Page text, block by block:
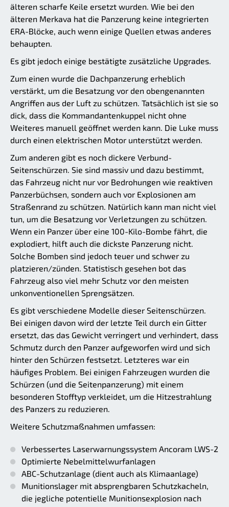
älteren scharfe Keile ersetzt wurden. Wie bei den
älteren Merkava hat die Panzerung keine integrierten
ERA-Blöcke, auch wenn einige Quellen etwas anderes
behaupten.
Es gibt jedoch einige bestätigte zusätzliche Upgrades.
Zum einen wurde die Dachpanzerung erheblich
verstärkt, um die Besatzung vor den obengenannten
Angriffen aus der Luft zu schützen. Tatsächlich ist sie so
dick, dass die Kommandantenkuppel nicht ohne
Weiteres manuell geöffnet werden kann. Die Luke muss
durch einen elektrischen Motor unterstützt werden.
Zum anderen gibt es noch dickere Verbund-
Seitenschürzen. Sie sind massiv und dazu bestimmt,
das Fahrzeug nicht nur vor Bedrohungen wie reaktiven
Panzerbüchsen, sondern auch vor Explosionen am
Straßenrand zu schützen. Natürlich kann man nicht viel
tun, um die Besatzung vor Verletzungen zu schützen.
Wenn ein Panzer über eine 100-Kilo-Bombe fährt, die
explodiert, hilft auch die dickste Panzerung nicht.
Solche Bomben sind jedoch teuer und schwer zu
platzieren/zünden. Statistisch gesehen bot das
Fahrzeug also viel mehr Schutz vor den meisten
unkonventionellen Sprengsätzen.
Es gibt verschiedene Modelle dieser Seitenschürzen.
Bei einigen davon wird der letzte Teil durch ein Gitter
ersetzt, das das Gewicht verringert und verhindert, dass
Schmutz durch den Panzer aufgeworfen wird und sich
hinter den Schürzen festsetzt. Letzteres war ein
häufiges Problem. Bei einigen Fahrzeugen wurden die
Schürzen (und die Seitenpanzerung) mit einem
besonderen Stofftyp verkleidet, um die Hitzestrahlung
des Panzers zu reduzieren.
Weitere Schutzmaßnahmen umfassen:
Verbessertes Laserwarnungssystem Ancoram LWS-2
Optimierte Nebelmittelwurfanlagen
ABC-Schutzanlage (dient auch als Klimaanlage)
Munitionslager mit absprengbaren Schutzkacheln,
die jegliche potentielle Munitionsexplosion nach